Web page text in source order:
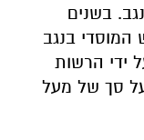
בשנים
בנגב
ידי הרשות
סך של מעל